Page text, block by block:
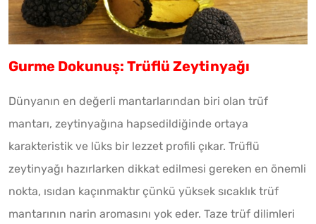
Gurme Dokunuş: Trüflü Zeytinyağı
Dünyanın en değerli mantarlarından biri olan trüf
mantarı, zeytinyağına hapsedildiğinde ortaya
karakteristik ve lüks bir lezzet profili çıkar. Trüflü
zeytinyağı hazırlarken dikkat edilmesi gereken en önemli
nokta, ısıdan kaçınmaktır çünkü yüksek sıcaklık trüf
mantarının narin aromasını yok eder. Taze trüf dilimleri